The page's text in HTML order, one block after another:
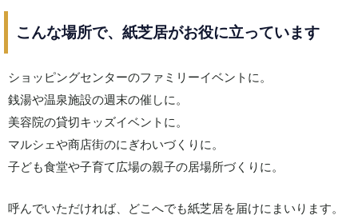
こんな場所で、紙芝居がお役に立っています
ショッピングセンターのファミリーイベントに。
銭湯や温泉施設の週末の催しに。
美容院の貸切キッズイベントに。
マルシェや商店街のにぎわいづくりに。
子ども食堂や子育て広場の親子の居場所づくりに。
呼んでいただければ、どこへでも紙芝居を届けにまいります。